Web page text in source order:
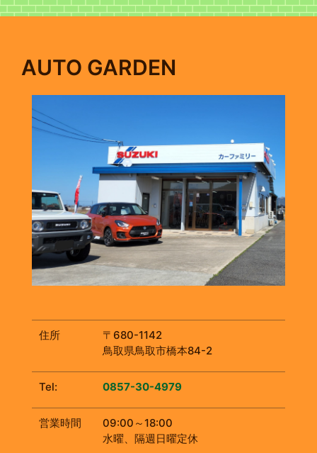
AUTO GARDEN
住所
〒680-1142
鳥取県鳥取市橋本84-2
Tel: 0857-30-4979
営業時間
09:00～18:00
水曜、隔週日曜定休